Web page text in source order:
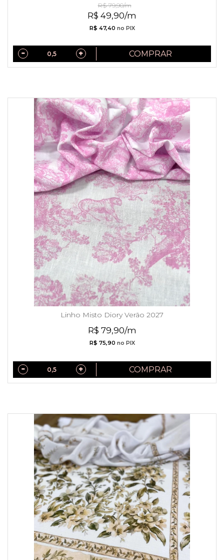
R$ 49,90/m
R$ 79,90/m
R$ 47,40 no PIX
COMPRAR
Linho Misto Diory Verão 2027
R$ 79,90/m
R$ 75,90 no PIX
COMPRAR